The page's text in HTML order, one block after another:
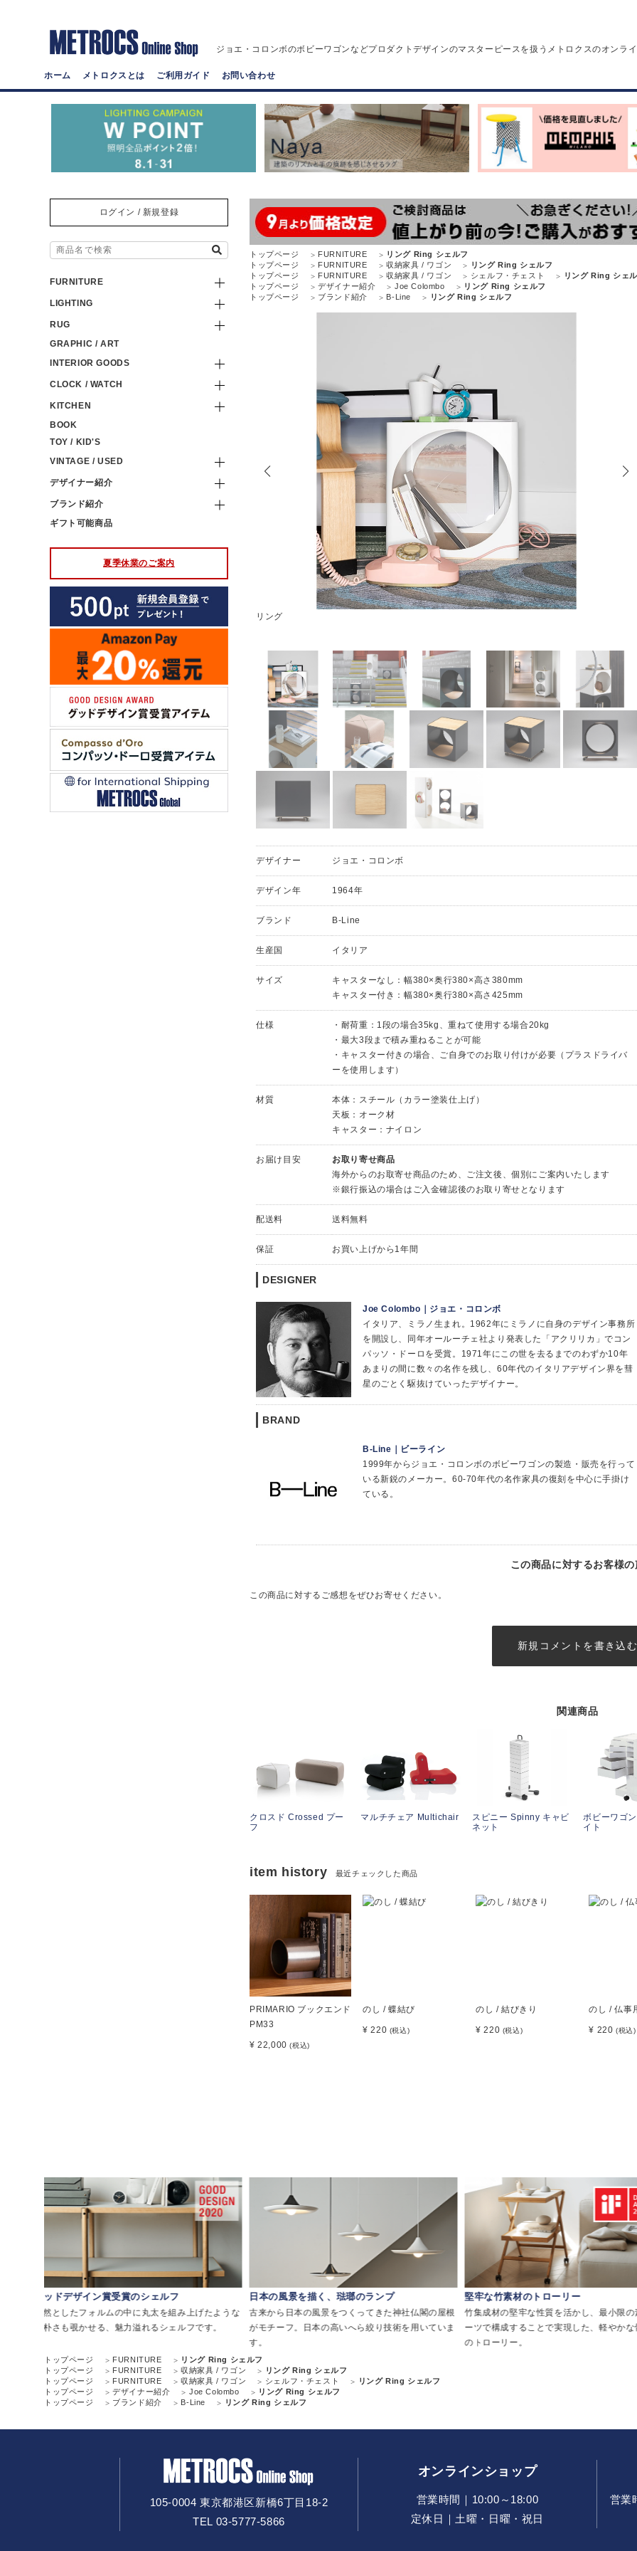
ジョエ・コロンボのボビーワゴンなどプロダクトデザインのマスターピースを扱うメトロクスのオンラ
ホーム メトロクスとは ご利用ガイド お問い合わせ
ログイン / 新規登録
FURNITURE
LIGHTING
RUG
GRAPHIC / ART
INTERIOR GOODS
CLOCK / WATCH
KITCHEN
BOOK
TOY / KID'S
VINTAGE / USED
デザイナー紹介
ブランド紹介
ギフト可能商品
夏季休業のご案内
トップページ FURNITURE
リング Ring シェルフ
トップページ
FURNITURE 収納家具 / ワゴン
リング Ring シェルフ
トップページ
FURNITURE 収納家具 / ワゴン シェルフ・チェスト
リング Ring シェ
トップページ
デザイナー紹介 Joe Colombo
リング Ring シェルフ
トップページ
ブランド紹介 B-Line リング Ring シェルフ
。重ねた時に穴の面をずらすなど、様々な使い方をお楽しみ リング
デザイナー ジョエ・コロンボ
デザイン年 1964年
ブランド B-Line
生産国 イタリア
サイズ
キャスターなし：幅380×奥行380×高さ380mm
キャスター付き：幅380×奥行380×高さ425mm
仕様
・耐荷重：1段の場合35kg、重ねて使用する場合20kg
・最大3段まで積み重ねることが可能
・キャスター付きの場合、ご自身でのお取り付けが必要（プラスドライバ
ーを使用します）
材質
本体：スチール（カラー塗装仕上げ）
天板：オーク材
キャスター：ナイロン
お届け目安
お取り寄せ商品
海外からのお取寄せ商品のため、ご注文後、個別にご案内いたします
※銀行振込の場合はご入金確認後のお取り寄せとなります
配送料 送料無料
保証 お買い上げから1年間
DESIGNER
Joe Colombo｜ジョエ・コロンボ
イタリア、ミラノ生まれ。1962年にミラノに自身のデザイン事務所
を開設し、同年オールーチェ社より発表した「アクリリカ」でコン
パッソ・ドーロを受賞。1971年にこの世を去るまでのわずか10年
あまりの間に数々の名作を残し、60年代のイタリアデザイン界を彗
星のごとく駆抜けていったデザイナー。
BRAND
B-Line｜ビーライン
1999年からジョエ・コロンボのボビーワゴンの製造・販売を行って
いる新鋭のメーカー。60-70年代の名作家具の復刻を中心に手掛け
ている。
この商品に対するお客様の
この商品に対するご感想をぜひお寄せください。
新規コメントを書き込
関連商品
クロスド Crossed プー
フ
マルチチェア Multichair
スピニー Spinny キャビ
ネット
ボビーワゴ
イト
item history 最近チェックした商品
PRIMARIO ブックエンド
PM33
¥ 22,000(税込)
のし / 蝶結び
¥ 220 (税込)
のし / 結びきり
¥ 220 (税込)
のし / 仏事
¥ 220(税込)
グッドデザイン賞受賞のシェルフ
整然としたフォルムの中に丸太を組み上げたような
素朴さも覗かせる、魅力溢れるシェルフです。
日本の風景を描く、琺瑯のランプ
古来から日本の風景をつくってきた神社仏閣の屋根
がモチーフ。日本の高いへら絞り技術を用いていま
す。
堅牢な竹素材のトローリー
竹集成材の堅牢な性質を活かし、最小限の
ーツで構成することで実現した、軽やか
のトローリー。
トップページ FURNITURE
リング Ring シェルフ
トップページ
FURNITURE 収納家具 / ワゴン
リング Ring シェルフ
トップページ
FURNITURE 収納家具 / ワゴン シェルフ・チェスト
リング Ring シェルフ
トップページ
デザイナー紹介 Joe Colombo
リング Ring シェルフ
トップページ
ブランド紹介 B-Line リング Ring シェルフ
105-0004 東京都港区新橋6丁目18-2
TEL 03-5777-5866
オンラインショップ
営業時間｜10:00～18:00
定休日｜土曜・日曜・祝日
営業